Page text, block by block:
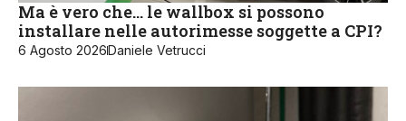
Ma è vero che… le wallbox si possono
installare nelle autorimesse soggette a CPI?
6 Agosto 2026Daniele Vetrucci